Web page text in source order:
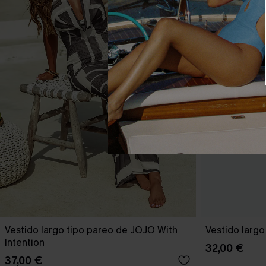
Vestido largo tipo pareo de JOJO With
Intention
37,00 €
Vestido
32,00 €